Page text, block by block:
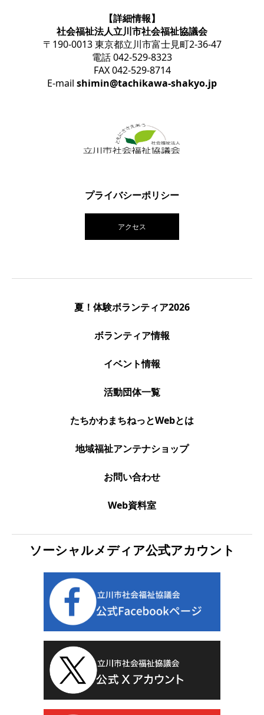
【詳細情報】
社会福祉法人立川市社会福祉協議会
〒190-0013 東京都立川市富士見町2-36-47
電話 042-529-8323
FAX 042-529-8714
E-mail shimin@tachikawa-shakyo.jp
プライバシーポリシー
アクセス
夏！体験ボランティア2026
ボランティア情報
イベント情報
活動団体一覧
たちかわまちねっとWebとは
地域福祉アンテナショップ
お問い合わせ
Web資料室
ソーシャルメディア公式アカウント